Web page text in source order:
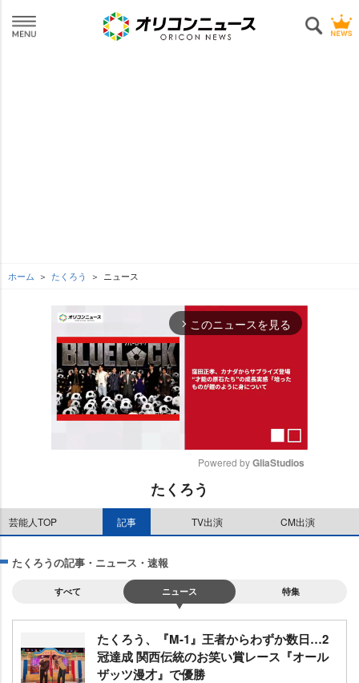
ホーム たくろう ニュース
arrow_forward_ios このニュースを見る
u
Powered by GliaStudios
たくろう
芸能人TOP 記事 TV出演 CM出演
たくろうの記事・ニュース・速報
すべて ニュース 特集
たくろう、『M-1』王者からわずか数日…2
冠達成 関西伝統のお笑い賞レース『オール
ザッツ漫才』で優勝